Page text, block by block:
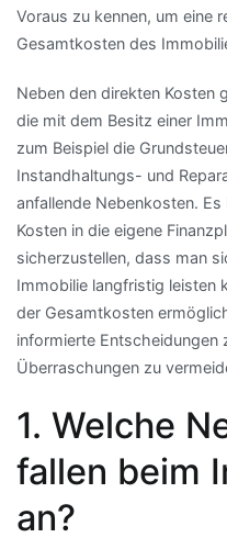
Voraus zu kennen, um eine
Gesamtkosten des
Neben den direkten Kosten
die mit dem Besitz einer
zum Beispiel die
Instandhaltungs- und
anfallende Nebenkosten.
Kosten in die eigene
sicherzustellen, dass man
Immobilie langfristig leisten
der Gesamtkosten
informierte Entscheidungen
Überraschungen zu
1. Welche
fallen beim
an?